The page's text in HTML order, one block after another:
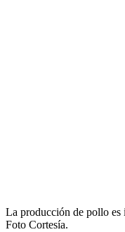
La producción de pollo es
Foto Cortesía.